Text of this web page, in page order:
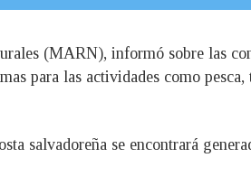
(MARN), informó sobre las
para las actividades como
salvadoreña se encontrará